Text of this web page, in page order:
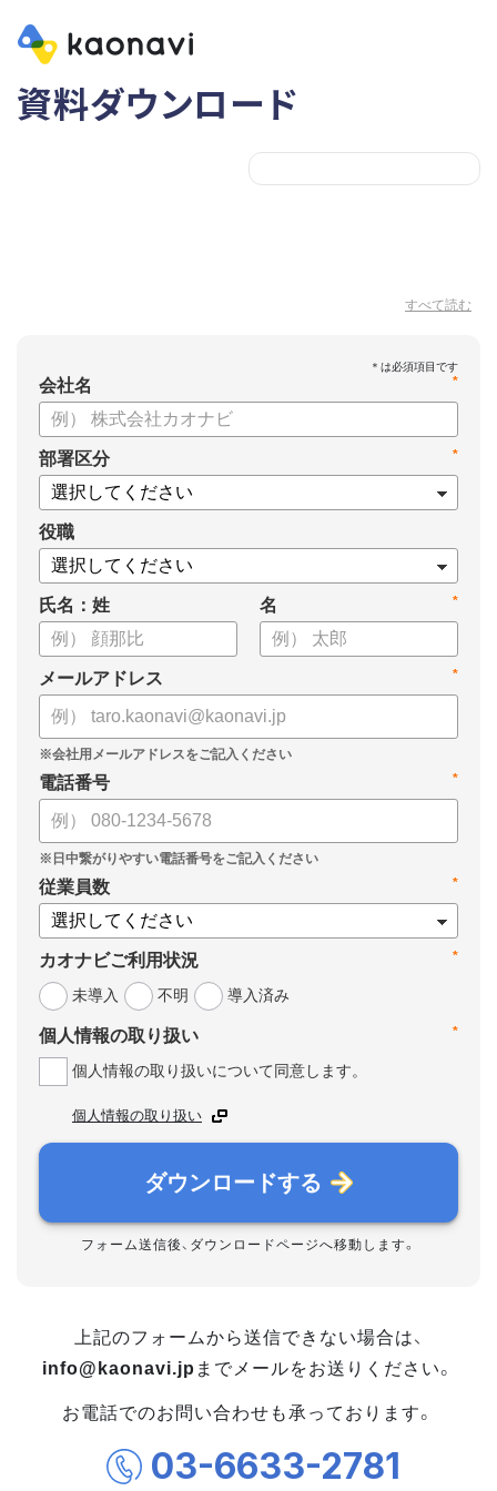
資料ダウンロード
すべて読む
*
会社名
*
部署区分
役職
氏名：姓 *
名
*
メールアドレス
*
電話番号
*
従業員数
*
カオナビご利用状況
未導入
不明 導入済み
*
個人情報の取り扱い
個人情報の取り扱いについて同意します。
個人情報の取り扱い
ダウンロードする
フォーム送信後、ダウンロードページへ移動します。
上記のフォームから送信できない場合は、
info@kaonavi.jp までメールをお送りください。
お電話でのお問い合わせも承っております。
03-6633-2781